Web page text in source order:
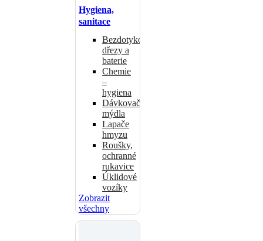
Hygiena,
sanitace
Bezdotykové
dřezy a
baterie
Chemie
–
hygiena
Dávkovače
mýdla
Lapače
hmyzu
Roušky,
ochranné
rukavice
Úklidové
vozíky
Zobrazit
všechny